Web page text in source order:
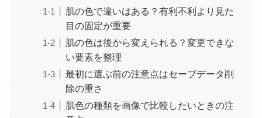
肌の色で違いはある？有利不利より見た
目の固定が重要
肌の色は後から変えられる？変更できな
い要素を整理
最初に選ぶ前の注意点はセーブデータ削
除の重さ
肌色の種類を画像で比較したいときの注